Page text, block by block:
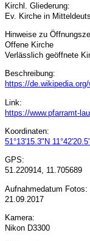
Kirchl. Gliederung:
Ev. Kirche in
Hinweise zu
Offene Kirche
Verlässlich geöffnete
Beschreibung:
https://
Link:
https://www.pfarramt-
Koordinaten:
51°13'15.3"N
GPS:
51.220914, 11.705689
Aufnahmedatum Fotos:
21.09.2017
Kamera:
Nikon D3300